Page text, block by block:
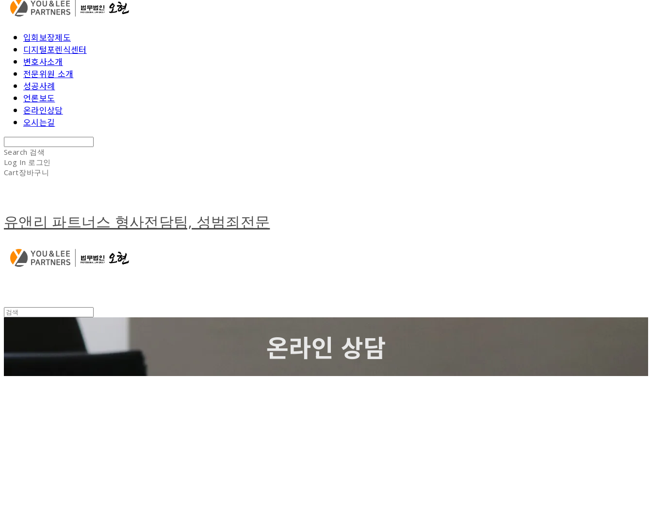
입회보장제도
디지털포렌식센터
변호사소개
전문위원 소개
성공사례
언론보도
온라인상담
오시는길
Search 검색
Log In 로그인
Cart장바구니
유앤리 파트너스 형사전담팀, 성범죄전문
온라인 상담